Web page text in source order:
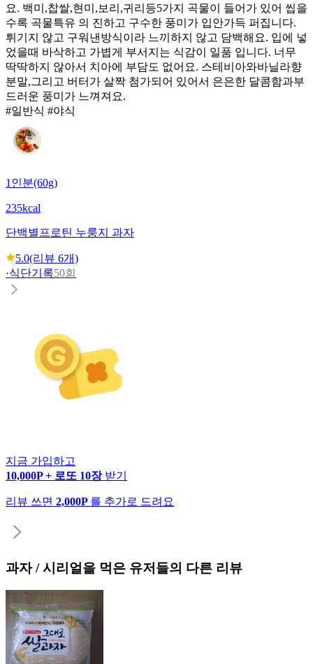
요. 백미,찹쌀,현미,보리,귀리등5가지 곡물이 들어가 있어 씹을
수록 곡물특유 의 진하고 구수한 풍미가 입안가득 퍼집니다.
튀기지 않고 구워낸방식이라 느끼하지 않고 담백해요. 입에 넣
었을때 바삭하고 가볍게 부서지는 식감이 일품 입니다. 너무
딱딱하지 않아서 치아에 부담도 없어요. 스테비아와바닐라향
분말,그리고 버터가 살짝 첨가되어 있어서 은은한 달콤함과부
드러운 풍미가 느껴져요.
#일반식 #야식
1인분(60g)
235kcal
단백별 프로틴 누룽지 과자
5.0(리뷰 6개)
·식단기록50회
지금 가입하고
10,000P + 로또 10장 받기
리뷰 쓰면 2,000P 를 추가로 드려요
과자 / 시리얼을 먹은 유저들의 다른 리뷰